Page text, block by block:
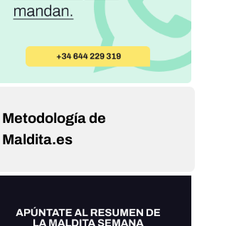
Metodología de
Maldita.es